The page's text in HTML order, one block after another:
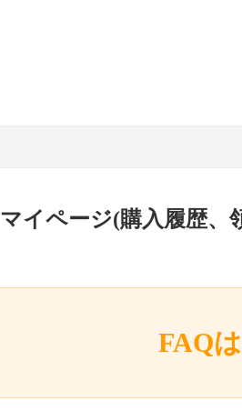
マイページ(購入履歴、
FAQ